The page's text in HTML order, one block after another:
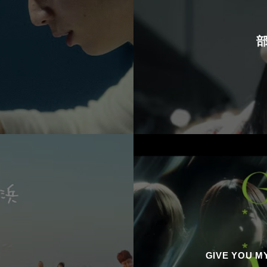
GIVE YOU